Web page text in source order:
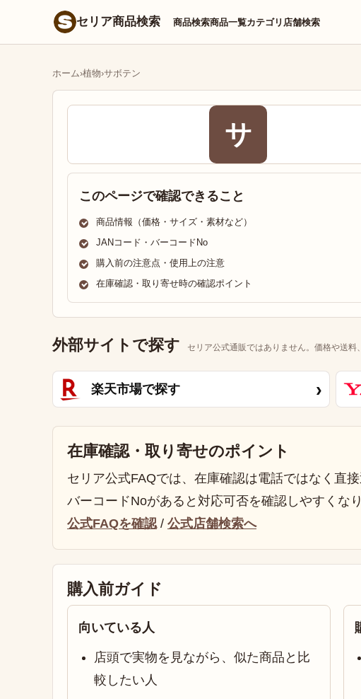
セリア商品検索 商品検索商品一覧カテゴリ 店舗検索
ホーム›植物›サボテン
サ
このページで確認できること
商品情報（価格・サイズ・素材など）
JANコード・バーコードNo
購入前の注意点・使用上の注意
在庫確認・取り寄せ時の確認ポイント
外部サイトで探す セリア公式通販ではありません。価格や送料
楽天市場で探す ›
在庫確認・取り寄せのポイント
セリア公式FAQでは、在庫確認は電話ではなく直
バーコードNoがあると対応可否を確認しやすくなり
公式FAQを確認/ 公式店舗検索へ
購入前ガイド
向いている人
店頭で実物を見ながら、似た商品と比
較したい人